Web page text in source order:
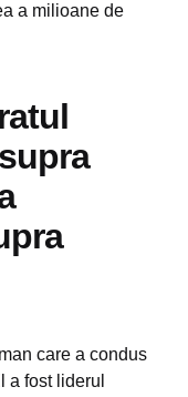
a milioane de
care a condus
a fost liderul